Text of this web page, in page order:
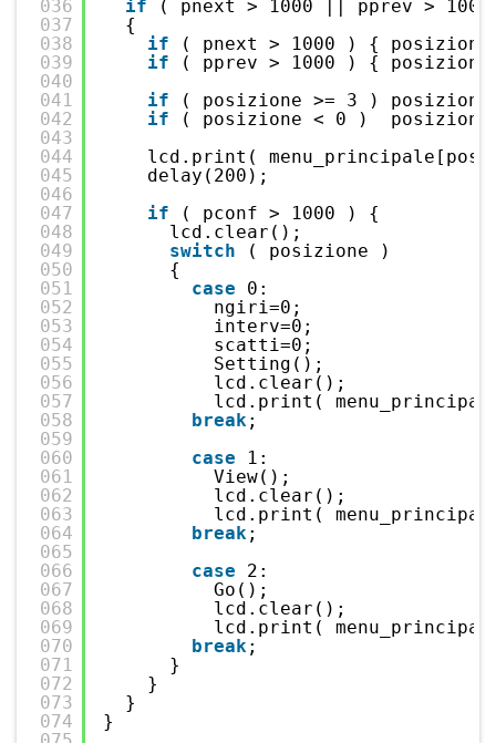
036
037
038
039
040
041
042
043
044
045
046
047
048
049
050
051
052
053
054
055
056
057
058
059
060
061
062
063
064
065
066
067
068
069
070
071
072
073
074
if
( pnext > 1000 || pprev >
{
if
( pnext > 1000 ) {
if
( pprev > 1000 ) {
if
( posizione >= 3 )
if
( posizione < 0 )
lcd.print(
delay(200);
if
( pconf > 1000 ) {
lcd.clear();
switch
( posizione )
{
case
0:
ngiri=0;
interv=0;
scatti=0;
Setting();
lcd.clear();
lcd.print(
break;
case
1:
View();
lcd.clear();
lcd.print(
break;
case
2:
Go();
lcd.clear();
lcd.print(
break;
}
}
}
}